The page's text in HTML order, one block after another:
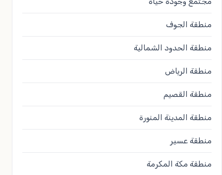
منطقة الجوف
منطقة الحدود الشمالية
منطقة الرياض
منطقة القصيم
منطقة المدينة المنورة
منطقة عسير
منطقة مكة المكرمة